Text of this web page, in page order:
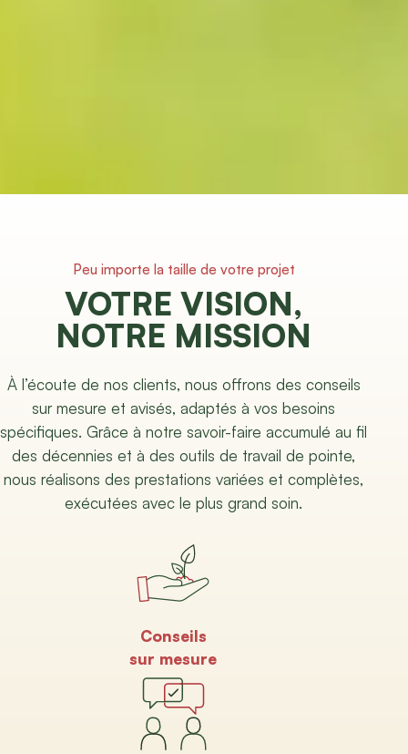
Peu importe la taille de votre projet
VOTRE VISION,
NOTRE MISSION
À l’écoute de nos clients, nous offrons des conseils
sur mesure et avisés, adaptés à vos besoins
spécifiques. Grâce à notre savoir-faire accumulé au fil
des décennies et à des outils de travail de pointe,
nous réalisons des prestations variées et complètes,
exécutées avec le plus grand soin.
Conseils
sur mesure